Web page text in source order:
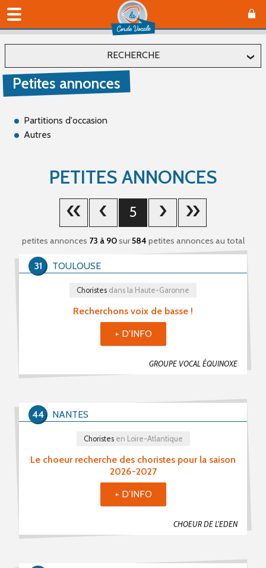
RECHERCHE
Localiser
Affiner
Offre (65)
Catégorie(s)
Choristes (416)
Chefs De Chœur (71)
Musiciens (35)
Recherche De Partitions (8)
Matériels Et Fournitures (6)
Mot(s) clé(s)
Plusieurs mots clé possibles
Petites annonces
Partitions d'occasion
Autres
PETITES ANNONCES
5
petites annonces 73 à 90sur584 petites annonces au total
Recherchons voix de basse !
GROUPE VOCAL ÉQUINOXE
Choristes dans la Haute-Garonne
TOULOUSE
31
+ D'INFO
Le choeur recherche des choristes pour la saison
2026-2027
CHOEUR DE L'EDEN
Choristesen Loire-Atlantique
NANTES
44
+ D'INFO